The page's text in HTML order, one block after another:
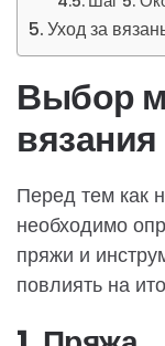
Уход за
Выбор
Перед тем как
необходимо
пряжи и
повлиять на